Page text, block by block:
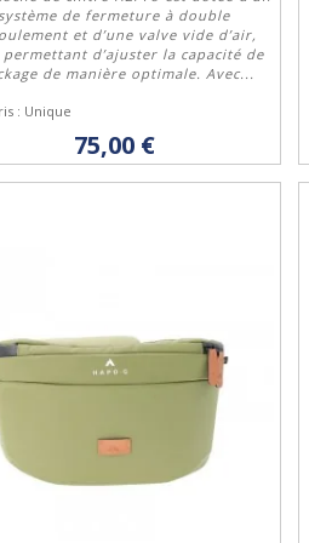
Acheter
système de fermeture à double
et d’une valve vide d’air,
permettant d’ajuster la capacité de
de manière optimale. Avec...
: Unique
75,00 €